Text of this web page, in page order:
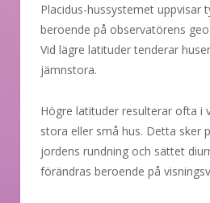
Placidus-hussystemet uppvisar
beroende på observatörens
Vid lägre latituder tenderar
jämnstora.
Högre latituder resulterar ofta i
stora eller små hus. Detta sker
jordens rundning och sättet
förändras beroende på